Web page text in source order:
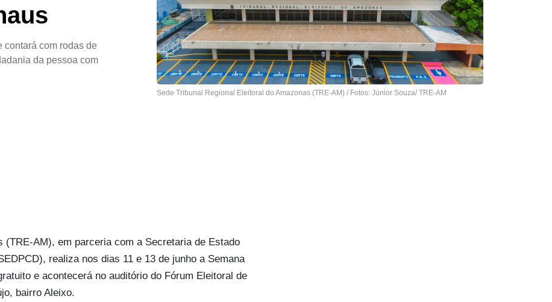
contará com rodas de
da pessoa com
Sede Tribunal Regional Eleitoral do Amazonas (TRE-AM) / Fotos: Júnior Souza/ TRE-AM
(TRE-AM), em parceria com a Secretaria de Estado
realiza nos dias 11 e 13 de junho a Semana
e acontecerá no auditório do Fórum Eleitoral de
bairro Aleixo.